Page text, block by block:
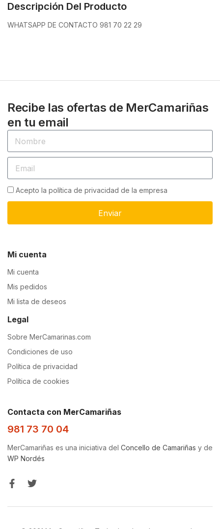
Descripción Del Producto
WHATSAPP DE CONTACTO 981 70 22 29
Recibe las ofertas de MerCamariñas
en tu email
Acepto la política de privacidad de la empresa
Enviar
Mi cuenta
Mi cuenta
Mis pedidos
Mi lista de deseos
Legal
Sobre MerCamarinas.com
Condiciones de uso
Política de privacidad
Política de cookies
Contacta con MerCamariñas
981 73 70 04
MerCamariñas es una iniciativa del Concello de Camariñas y de
WP Nordés